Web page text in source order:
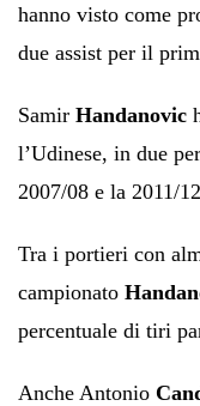
hanno visto come
due assist per il
Samir Handanovic
l’Udinese, in due
2007/08 e la 2011/
Tra i portieri con
campionato
percentuale di tiri
Anche Antonio